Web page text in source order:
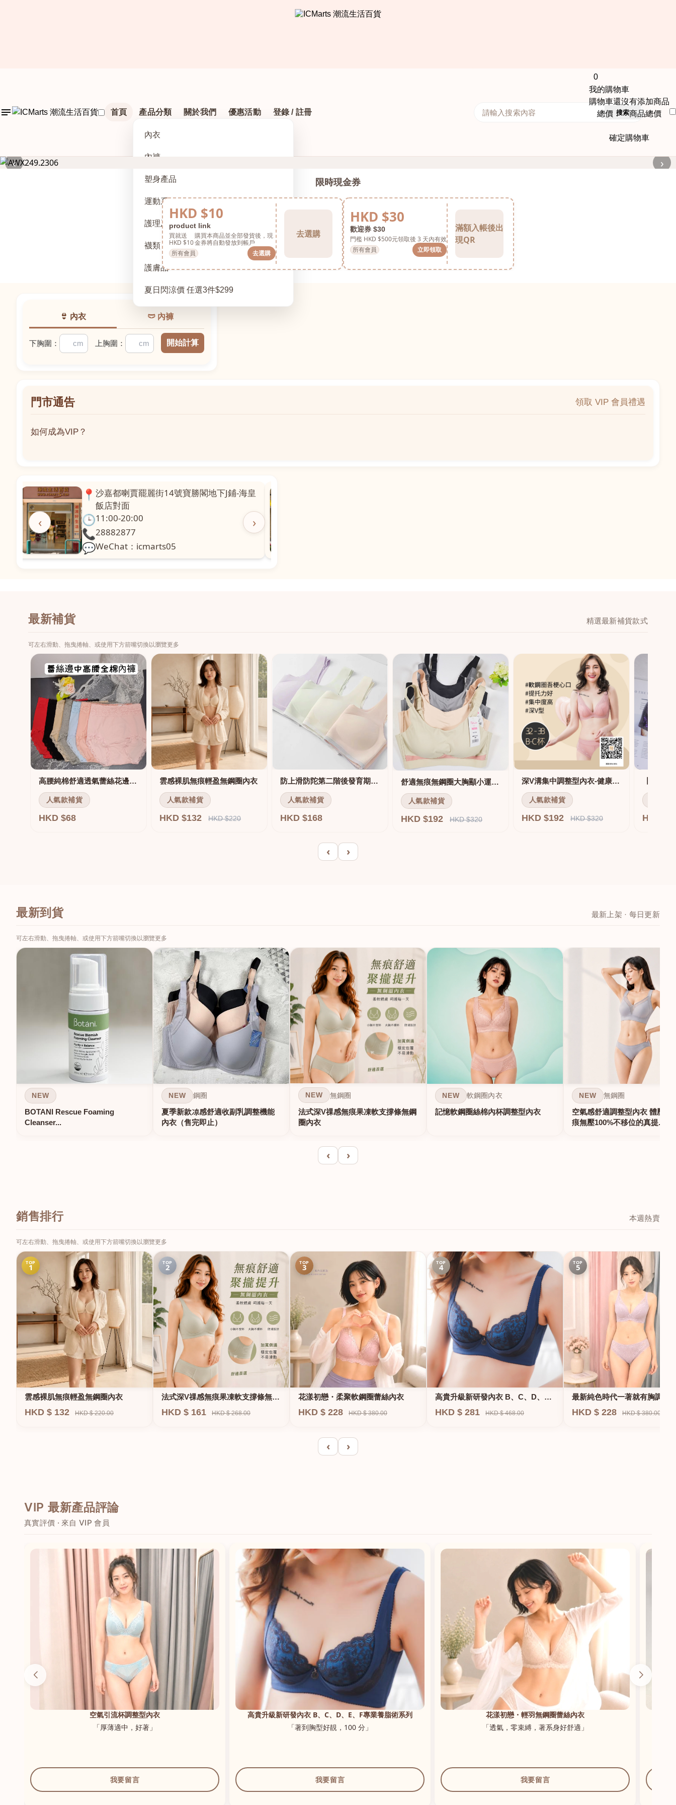
首頁 產品分類
內衣
內褲
塑身產品
運動系列
護理及配件
襪類
護膚品
夏日閃涼價 任選3件$299
關於我們 優惠活動 登錄 / 註冊
0
我的購物車
購物車還沒有添加商品
總價： 商品總價
確定購物車
搜索
‹ ›
限時現金券
HKD $10
product link
買就送
HKD $10
購買本商品並全部發貨後，現
金券將自動發放到帳戶
所有會員
去選購
去選購
HKD $30
歡迎券 $30
門檻 HKD $500元領取後 3 天內有效
所有會員
立即領取
滿額入帳後出
現QR
👙 內衣 🩲 內褲
下胸圍： 上胸圍： 開始計算
門市通告
領取 VIP 會員禮遇
如何成為VIP？
‹ ›
📍澳門啤利喇街121號珍興樓L1舖 粵華廣場對
面
🕒11:00-20:00
📞28331971
💬WeChat：icmarts02
最新補貨 精選最新補貨款式
可左右滑動、拖曳捲軸、或使用下方箭嘴切換以瀏覽更多
高腰純棉舒適透氣蕾絲花邊三角褲
人氣款補貨
HKD $68
雲感裸肌無痕輕盈無鋼圈內衣
人氣款補貨
HKD $132 HKD $220
防上滑防陀第二階後發育期內衣
人氣款補貨
HKD $168
舒適無痕無鋼圈大胸顯小運動內衣
人氣款補貨
HKD $192 HKD $320
深V溝集中調整型內衣-健康軟鋼圈
人氣款補貨
HKD $192 HKD $320 HKD
‹ ›
最新到貨 最新上架 · 每日更新
可左右滑動、拖曳捲軸、或使用下方箭嘴切換以瀏覽更多
NEW
BOTANI Rescue Foaming
Cleanser...
NEW 鋼圈
夏季新款凉感舒適收副乳調整機能
內衣（售完即止）
NEW 無鋼圈
法式深V祼感無痕果凍軟支撐條無鋼
圈內衣
NEW 軟鋼圈內衣
記憶軟鋼圈絲棉內杯調整型內衣
NEW 無鋼圈
空氣感舒適調整型內衣 體壓雕
痕無壓100%不移位的真提...
‹ ›
銷售排行 本週熱賣
可左右滑動、拖曳捲軸、或使用下方箭嘴切換以瀏覽更多
TOP
1
雲感裸肌無痕輕盈無鋼圈內衣
HKD $ 132 HKD $ 220.00
TOP
2
法式深V祼感無痕果凍軟支撐條無鋼
圈內衣
HKD $ 161 HKD $ 268.00
TOP
3
花漾初戀・柔聚軟鋼圈蕾絲內衣
HKD $ 228 HKD $ 380.00
TOP
4
高貴升級新研發內衣 B、C、D、
E、F專業養脂術系列
HKD $ 281 HKD $ 468.00
TOP
5
最新純色時代一著就有胸調整
衣-專治小胸 蝴蝶肌位矯正型內
HKD $ 228 HKD $ 380.00
‹ ›
VIP 最新產品評論
真實評價 · 來自 VIP 會員
空氣引流杯調整型內衣
「厚薄適中，好著」
我要留言
高貴升級新研發內衣 B、C、D、E、F專業養脂術系列
「著到胸型好靚，100 分」
我要留言
花漾初戀・輕羽無鋼圈蕾絲內衣
「透氣，零束縛，著系身好舒適」
我要留言